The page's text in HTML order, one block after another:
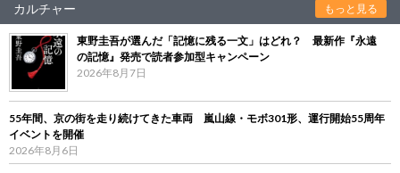
カルチャー もっと見る
東野圭吾が選んだ「記憶に残る一文」はどれ？ 最新作『永遠
の記憶』発売で読者参加型キャンペーン
2026年8月7日
55年間、京の街を走り続けてきた車両 嵐山線・モボ301形、運行開始55周年
イベントを開催
2026年8月6日